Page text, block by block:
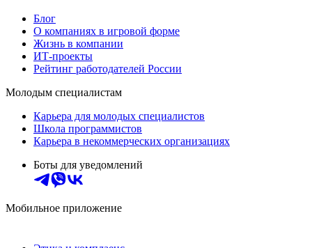
Блог
О компаниях в игровой форме
Жизнь в компании
ИТ-проекты
Рейтинг работодателей России
Молодым специалистам
Карьера для молодых специалистов
Школа программистов
Карьера в некоммерческих организациях
Боты для уведомлений
Мобильное приложение